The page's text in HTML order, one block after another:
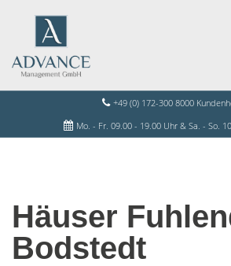
+49 (0) 172-300 8000
Mo. - Fr. 09.00 - 19.00 Uhr & Sa. - So.
Häuser
Bodstedt